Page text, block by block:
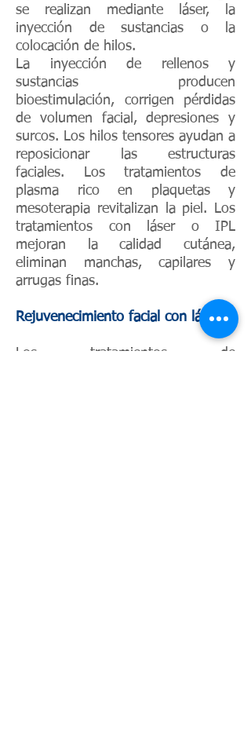
se realizan mediante láser, la
inyección de sustancias o la
colocación de hilos.
La inyección de rellenos y
sustancias producen
bioestimulación, corrigen pérdidas
de volumen facial, depresiones y
surcos. Los hilos tensores ayudan a
reposicionar las estructuras
faciales. Los tratamientos de
plasma rico en plaquetas y
mesoterapia revitalizan la piel. Los
tratamientos con láser o IPL
mejoran la calidad cutánea,
eliminan manchas, capilares y
arrugas finas.
Rejuvenecimiento facial con láser
Los tratamientos de